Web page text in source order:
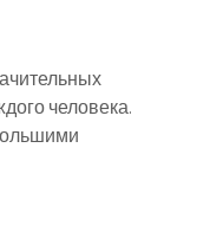
человека.